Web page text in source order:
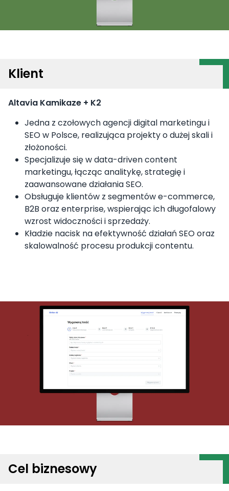
Klient
Altavia Kamikaze + K2
Jedna z czołowych agencji digital marketingu i
SEO w Polsce, realizująca projekty o dużej skali i
złożoności.
Specjalizuje się w data-driven content
marketingu, łącząc analitykę, strategię i
zaawansowane działania SEO.
Obsługuje klientów z segmentów e-commerce,
B2B oraz enterprise, wspierając ich długofalowy
wzrost widoczności i sprzedaży.
Kładzie nacisk na efektywność działań SEO oraz
skalowalność procesu produkcji contentu.
Cel biznesowy